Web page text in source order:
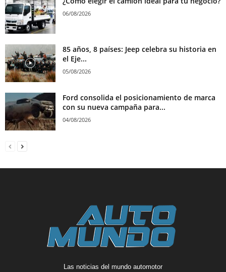
06/08/2026
85 años, 8 países: Jeep celebra su historia en
el Eje...
05/08/2026
Ford consolida el posicionamiento de marca
con su nueva campaña para...
04/08/2026
Las noticias del mundo automotor